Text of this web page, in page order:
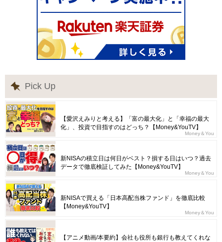
Pick Up
【愛沢えみりと考える】「富の最大化」と「幸福の最大
化」、投資で目指すのはどっち？【Money&YouTV】
Money＆You
新NISAの積立日は何日がベスト？損する日はいつ？過去
データで徹底検証してみた【Money&YouTV】
Money＆You
新NISAで買える「日本高配当株ファンド」を徹底比較
【Money&YouTV】
Money＆You
【アニメ動画/本要約】会社も役所も銀行も教えてくれな